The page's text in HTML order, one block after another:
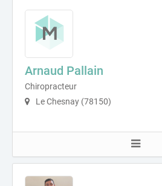
Arnaud Pallain
Chiropracteur
Le Chesnay (78150)